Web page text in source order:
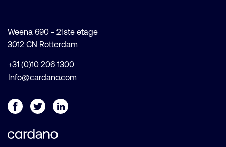
Weena 690 - 21ste etage
3012 CN Rotterdam
+31 (0)10 206 1300
Info@cardano.com